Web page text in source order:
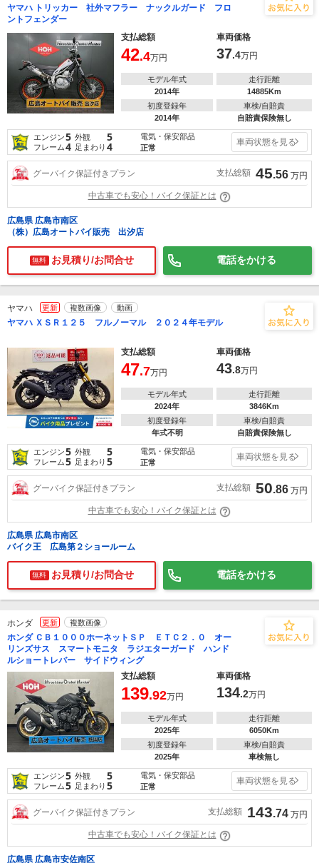
ヤマハ トリッカー 社外マフラー ナックルガード フロ
ントフェンダー
支払総額
車両価格
42.4万円 37.4万円
モデル年式
2014年
走行距離
14885Km
初度登録年
2014年
車検/自賠責
自賠責保険無し
エンジン5 外観 5
フレーム4 足まわり 4
電気・保安部品
正常
車両状態を見る
グーバイク保証付きプラン 支払総額 45.56 万円
中古車でも安心！バイク保証とは
広島県 広島市南区
（株）広島オートバイ販売 出汐店
無料 お見積り/お問合せ 電話をかける
ヤマハ 更新 複数画像 動画
ヤマハ ＸＳＲ１２５ フルノーマル ２０２４年モデル
支払総額 車両価格
47.7万円 43.8万円
モデル年式
2024年
走行距離
3846Km
初度登録年
年式不明
車検/自賠責
自賠責保険無し
エンジン5 外観 5
フレーム5 足まわり 5
電気・保安部品
正常
車両状態を見る
グーバイク保証付きプラン 支払総額 50.86 万円
中古車でも安心！バイク保証とは
広島県 広島市南区
バイク王 広島第２ショールーム
無料 お見積り/お問合せ 電話をかける
ホンダ 更新 複数画像
ホンダ ＣＢ１０００ホーネットＳＰ ＥＴＣ２．０ オー
リンズサス スマートモニタ ラジエターガード ハンド
ルショートレバー サイドウィング
支払総額
車両価格
139.92万円 134.2万円
モデル年式
2025年
走行距離
6050Km
初度登録年
2025年
車検/自賠責
車検無し
エンジン5 外観 5
フレーム5 足まわり 5
電気・保安部品
正常
車両状態を見る
グーバイク保証付きプラン 支払総額 143.74 万円
中古車でも安心！バイク保証とは
広島県 広島市安佐南区